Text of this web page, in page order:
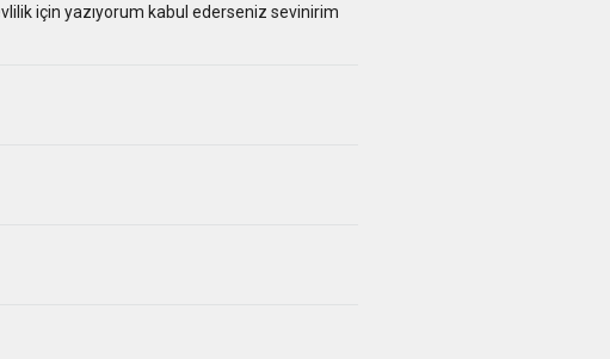
için yazıyorum kabul ederseniz sevinirim